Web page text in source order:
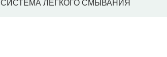
СИСТЕМА ЛЕГКОГО СМЫВАНИЯ